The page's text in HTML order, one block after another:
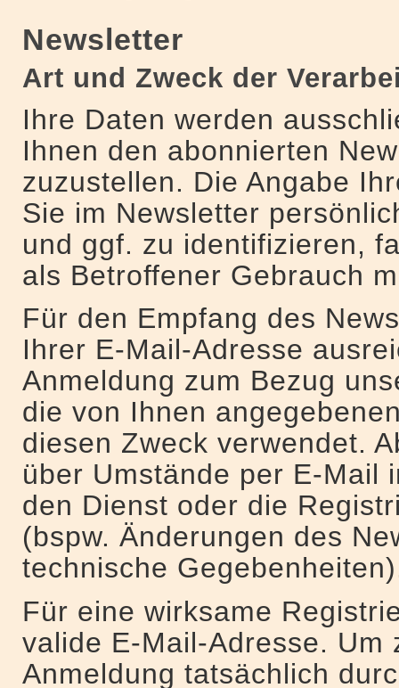
Newsletter
Art und Zweck der
Ihre Daten werden
Ihnen den abonnierten
zuzustellen. Die Angabe
Sie im Newsletter
und ggf. zu identifizieren,
als Betroffener Gebrauch
Für den Empfang des
Ihrer E-Mail-Adresse
Anmeldung zum Bezug
die von Ihnen
diesen Zweck verwendet.
über Umstände per E-Mail
den Dienst oder die
(bspw. Änderungen des
technische
Für eine wirksame
valide E-Mail-Adresse.
Anmeldung tatsächlich